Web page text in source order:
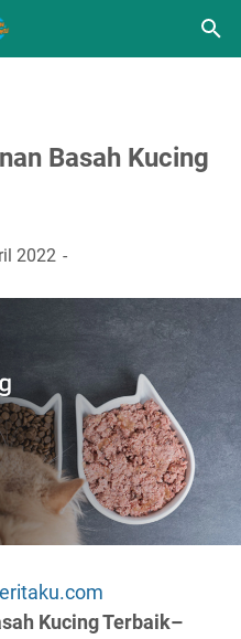
Basah Kucing
2022
Kucing Terbaik–